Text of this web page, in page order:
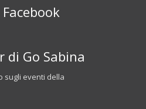
di Go Sabina
sugli eventi della